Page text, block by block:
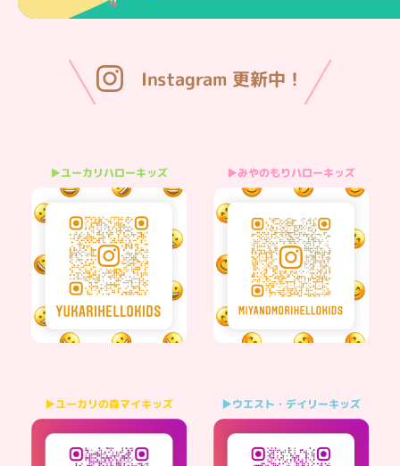
Instagram 更新中！
▶ユーカリハローキッズ ▶みやのもりハローキッズ
▶ユーカリの森マイキッズ ▶ウエスト・デイリーキッズ